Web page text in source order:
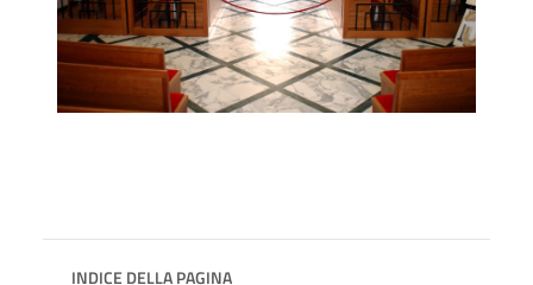
INDICE DELLA PAGINA